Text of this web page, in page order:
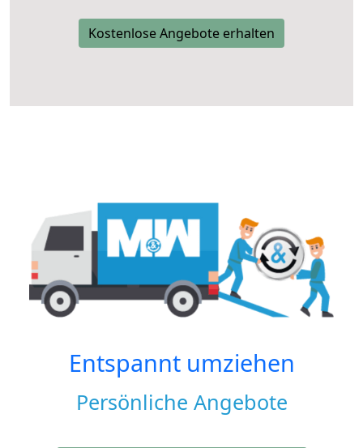
Kostenlose Angebote erhalten
Entspannt umziehen
Persönliche Angebote